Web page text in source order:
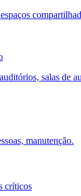
salas de
manutenção.
críticos